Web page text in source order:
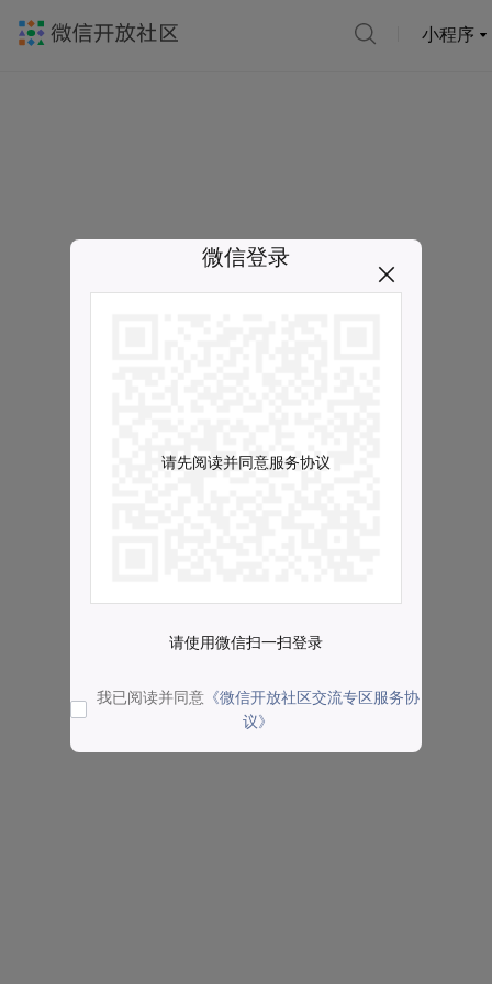
小程序
微信登录
请先阅读并同意服务协议
请使用微信扫一扫登录
我已阅读并同意 《微信开放社区交流专区服务协
议》